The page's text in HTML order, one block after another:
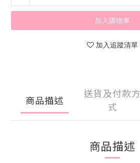
加入購物車
加入追蹤清單
商品描述
送貨及付款方
式
商品描述